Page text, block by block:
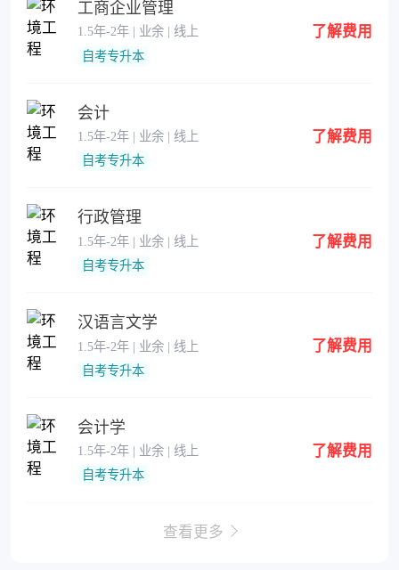
工商企业管理
1.5年-2年 | 业余 | 线上
自考专升本
了解费用
会计
1.5年-2年 | 业余 | 线上
自考专升本
了解费用
行政管理
1.5年-2年 | 业余 | 线上
自考专升本
了解费用
汉语言文学
1.5年-2年 | 业余 | 线上
自考专升本
了解费用
会计学
1.5年-2年 | 业余 | 线上
自考专升本
了解费用
查看更多